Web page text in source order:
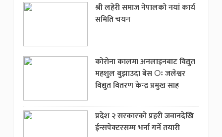
श्री लहेरी समाज नेपालको नयां कार्य
समिति चयन
कोरोना कालमा अनलाइनबाट विद्युत
महशुल बुझाउदा बेस ः जलेश्वर
विद्युत वितरण केन्द्र प्रमुख साह
प्रदेश २ सरकारको प्रहरी जवानदेखि
ईन्सपेक्टरसम्म भर्ना गर्ने तयारी